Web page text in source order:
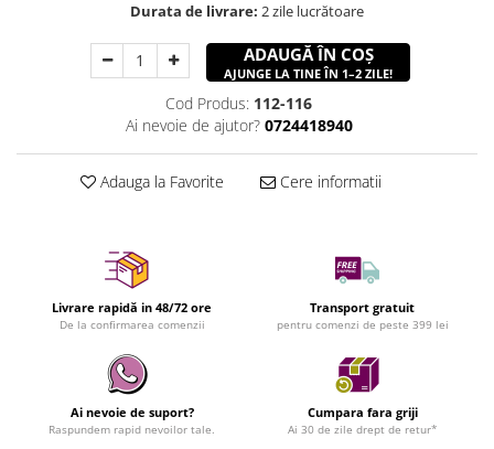
Durata de livrare: 2 zile lucrătoare
ADAUGĂ ÎN COȘ
AJUNGE LA TINE ÎN 1–2 ZILE!
Cod Produs: 112-116
Ai nevoie de ajutor? 0724418940
Adauga la Favorite Cere informatii
Livrare rapidă in 48/72 ore
De la confirmarea comenzii
Transport gratuit
pentru comenzi de peste 399 lei
Ai nevoie de suport?
Raspundem rapid nevoilor tale.
Cumpara fara griji
Ai 30 de zile drept de retur*